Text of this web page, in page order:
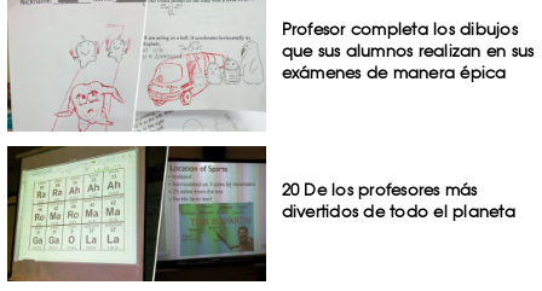
Profesor completa los dibujos
que sus alumnos realizan en sus
exámenes de manera épica
20 De los profesores más
divertidos de todo el planeta